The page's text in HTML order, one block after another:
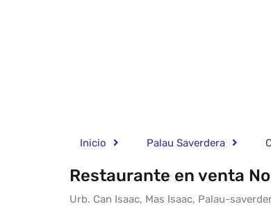
Inicio Palau Saverdera
Restaurante en venta
Urb. Can Isaac, Mas Isaac, Palau-